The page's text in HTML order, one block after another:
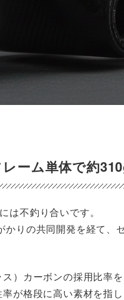
ーム単体で約
は不釣り合いです。
りの共同開発を経て、
）カーボンの採用比率を
が格段に高い素材を指し